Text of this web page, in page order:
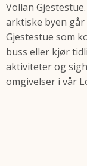
Vollan
arktiske byen
Gjestestue som
buss eller kjør
aktiviteter og
omgivelser i vår